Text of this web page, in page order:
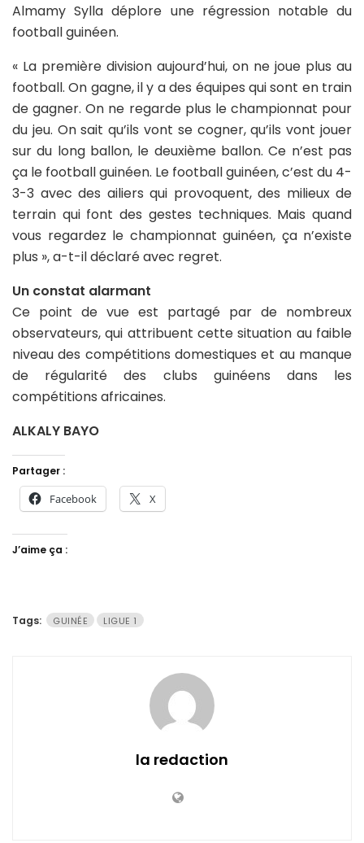
Almamy Sylla déplore une régression notable du
football guinéen.
« La première division aujourd’hui, on ne joue plus au
football. On gagne, il y a des équipes qui sont en train
de gagner. On ne regarde plus le championnat pour
du jeu. On sait qu’ils vont se cogner, qu’ils vont jouer
sur du long ballon, le deuxième ballon. Ce n’est pas
ça le football guinéen. Le football guinéen, c’est du 4-
3-3 avec des ailiers qui provoquent, des milieux de
terrain qui font des gestes techniques. Mais quand
vous regardez le championnat guinéen, ça n’existe
plus », a-t-il déclaré avec regret.
Un constat alarmant
Ce point de vue est partagé par de nombreux
observateurs, qui attribuent cette situation au faible
niveau des compétitions domestiques et au manque
de régularité des clubs guinéens dans les
compétitions africaines.
ALKALY BAYO
Partager :
Facebook X
J’aime ça :
Tags: GUINÉE LIGUE 1
la redaction